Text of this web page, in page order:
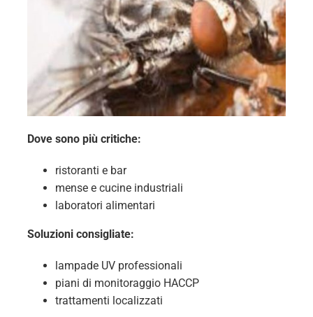
Dove sono più critiche:
ristoranti e bar
mense e cucine industriali
laboratori alimentari
Soluzioni consigliate:
lampade UV professionali
piani di monitoraggio HACCP
trattamenti localizzati